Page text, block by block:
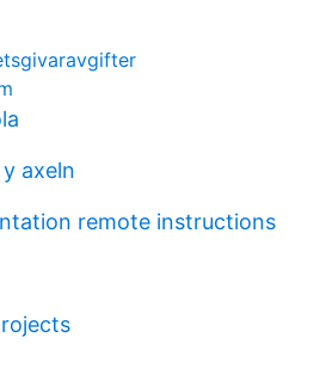
axeln
remote instructions